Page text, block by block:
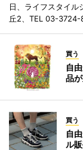
日、ライフスタイル
丘2、TEL 03-3724-
買う
自
品
買う
自
ル